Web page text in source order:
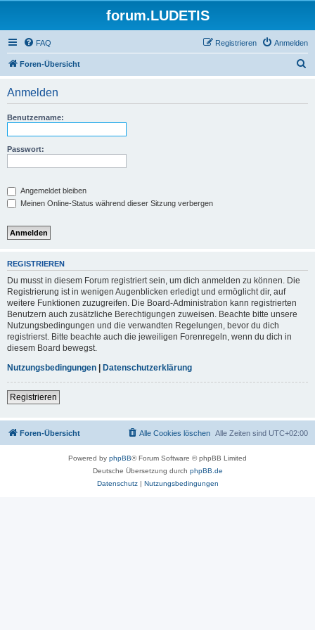
forum.LUDETIS
FAQ Anmelden
Registrieren
Foren-Übersicht
Anmelden
Benutzername:
Passwort:
Angemeldet bleiben
Meinen Online-Status während dieser Sitzung verbergen
REGISTRIEREN
Du musst in diesem Forum registriert sein, um dich anmelden zu können. Die
Registrierung ist in wenigen Augenblicken erledigt und ermöglicht dir, auf
weitere Funktionen zuzugreifen. Die Board-Administration kann registrierten
Benutzern auch zusätzliche Berechtigungen zuweisen. Beachte bitte unsere
Nutzungsbedingungen und die verwandten Regelungen, bevor du dich
registrierst. Bitte beachte auch die jeweiligen Forenregeln, wenn du dich in
diesem Board bewegst.
Nutzungsbedingungen | Datenschutzerklärung
Registrieren
Foren-Übersicht Alle Zeiten sind UTC+02:00
Alle Cookies löschen
Powered by phpBB® Forum Software © phpBB Limited
Deutsche Übersetzung durch phpBB.de
Datenschutz| Nutzungsbedingungen